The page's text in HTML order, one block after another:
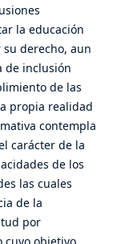
la educación
derecho, aun
de inclusión
de las
propia realidad
contempla
carácter de la
de los
las cuales
de la
por